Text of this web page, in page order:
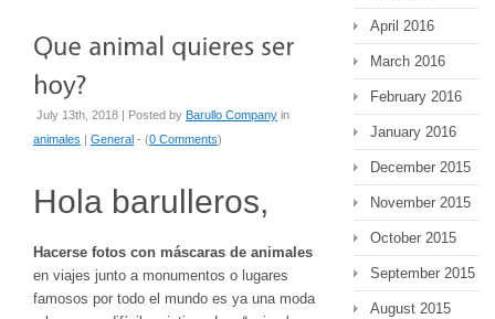
July 13th, 2018 | Posted by Barullo Company in
animales
General - (0 Comments)
Hola barulleros,
Hacerse fotos con máscaras de animales
en viajes junto a monumentos o lugares
famosos por todo el mundo es ya una moda
April 2016
March 2016
February 2016
January 2016
December 2015
November 2015
October 2015
September 2015
August 2015